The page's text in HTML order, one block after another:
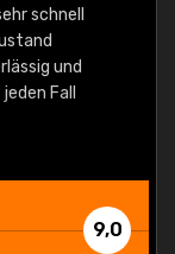
schnell
und
Fall
9,0